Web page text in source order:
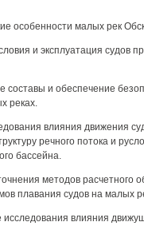
особенности малых рек
и эксплуатация судов
составы и обеспечение
реках.
влияния движения
речного потока и
бассейна.
методов расчетного
плавания судов на малых
исследования влияния